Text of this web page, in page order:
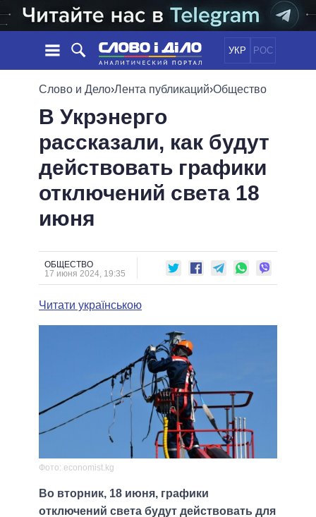
УКР РОС
НОВОСТИ
ЛЕНТА
СОБЫТИЯ
СТАТЬИ
ОБЗОРЫ
ДАЙДЖЕСТЫ
ЭКОНОМИКА
ОБЩЕСТВО
МИР
ОБЕЩАНИЯ
ПОЛИТИКИ
ПРЕЗИДЕНТ И ОФИС
ВЕРХОВНАЯ РАДА
ГЛАВЫ ОБЛАДМИНИСТРАЦИЙ
МЭРЫ
ВСЕ ПЕРСОНЫ
ИНФОГРАФИКА
СРАВНЕНИЕ ПОЛИТИКОВ
Слово и Дело›Лента публикаций›Общество
В Укрэнерго
рассказали, как будут
действовать графики
отключений света 18
июня
ОБЩЕСТВО
17 июня 2024, 19:35
Читати українською
Фото: economist.kg
Во вторник, 18 июня, графики
отключений света будут действовать для